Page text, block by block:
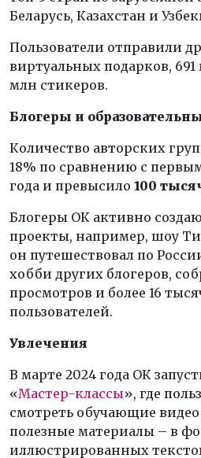
Беларусь, Казахстан и
Пользователи отправили
виртуальных подарков,
млн стикеров.
Блогеры и
Количество авторских
18% по сравнению с
года и превысило 100
Блогеры ОК активно
проекты, например, шоу
он путешествовал по
хобби других блогеров,
просмотров и более 16
пользователей.
Увлечения
В марте 2024 года ОК
«Мастер-классы», где
смотреть обучающие
полезные материалы – в
иллюстрированных